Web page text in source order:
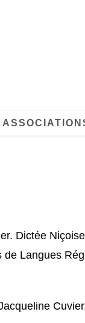
Dictée
de Langues